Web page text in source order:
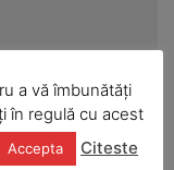
a vă îmbunătăți
în regulă cu acest
Accepta
Citeste